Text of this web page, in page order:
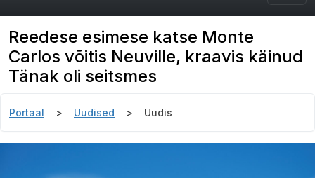
Reedese esimese katse Monte
Carlos võitis Neuville, kraavis käinud
Tänak oli seitsmes
Portaal Uudised Uudis